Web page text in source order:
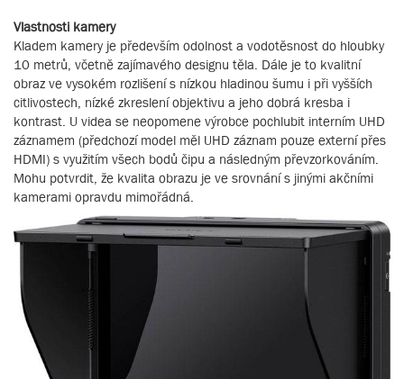
Vlastnosti kamery
Kladem kamery je především odolnost a vodotěsnost do hloubky
10 metrů, včetně zajímavého designu těla. Dále je to kvalitní
obraz ve vysokém rozlišení s nízkou hladinou šumu i při vyšších
citlivostech, nízké zkreslení objektivu a jeho dobrá kresba i
kontrast. U videa se neopomene výrobce pochlubit interním UHD
záznamem (předchozí model měl UHD záznam pouze externí přes
HDMI) s využitím všech bodů čipu a následným převzorkováním.
Mohu potvrdit, že kvalita obrazu je ve srovnání s jinými akčními
kamerami opravdu mimořádná.